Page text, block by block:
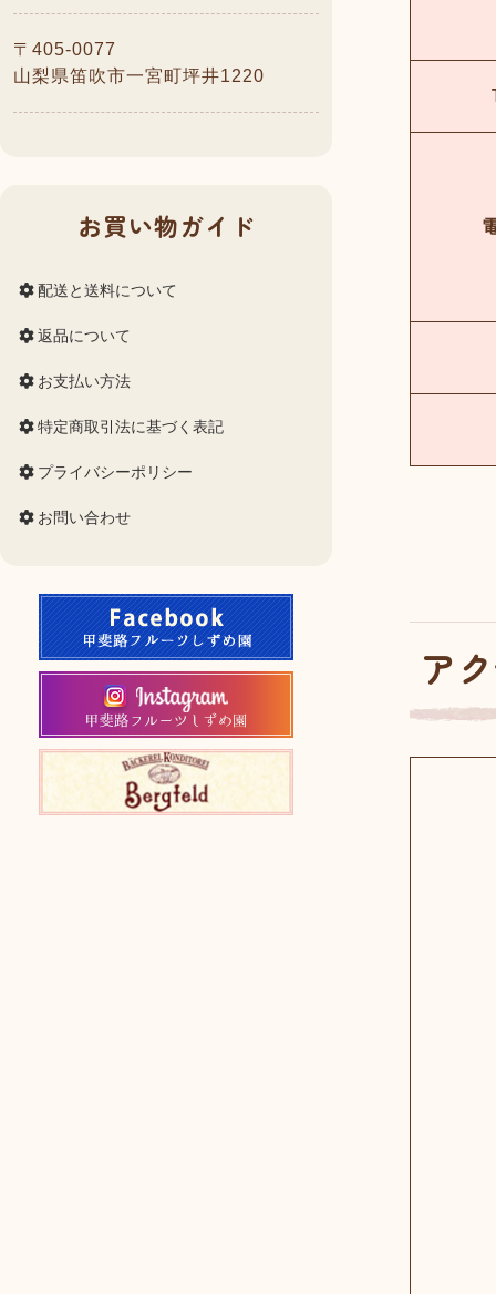
ア
〒405-0077
山梨県笛吹市一宮町坪井1220
お買い物ガイド
配送と送料について
返品について
お支払い方法
特定商取引法に基づく表記
プライバシーポリシー
お問い合わせ